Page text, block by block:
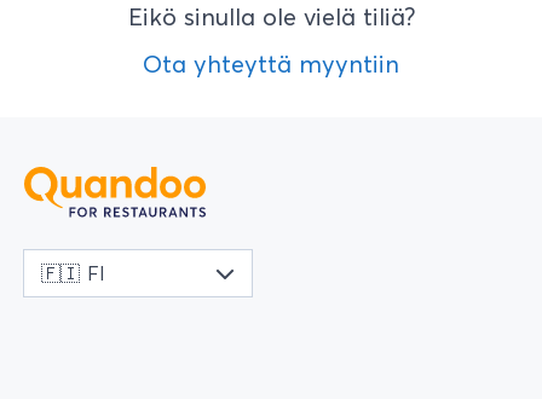
Eikö sinulla ole vielä tiliä?
Ota yhteyttä myyntiin
🇫🇮 FI